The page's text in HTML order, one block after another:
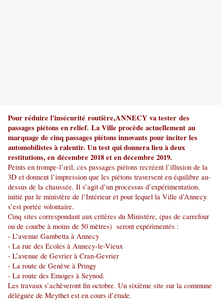
Pour réduire l'insécurité routière,ANNECY va tester des
passages piétons en relief. La Ville procède actuellement au
marquage de cinq passages piétons innovants pour inciter les
automobilistes à ralentir. Un test qui donnera lieu à deux
restitutions, en décembre 2018 et en décembre 2019.
Peints en trompe-l’œil, ces passages piétons recréent l’illusion de la
3D et donnent l’impression que les piétons traversent en équilibre au-
dessus de la chaussée. Il s’agit d’un processus d’expérimentation,
initié par le ministère de l’Intérieur et pour lequel la Ville d’Annecy
s’est portée volontaire.
Cinq sites correspondant aux critères du Ministère, (pas de carrefour
ou de courbe à moins de 50 mètres) seront expérimentés :
- L’avenue Gambetta à Annecy
- La rue des Ecoles à Annecy-le-Vieux
- L’avenue de Gevrier à Cran-Gevrier
- La route de Genève à Pringy
- La route des Emoges à Seynod.
Les travaux s’achèveront fin octobre. Un sixième site sur la commune
déléguée de Meythet est en cours d’étude.